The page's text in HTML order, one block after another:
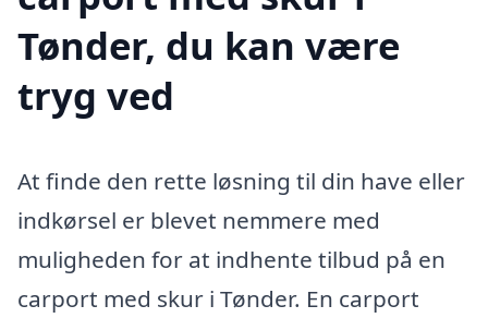
Tønder, du kan være
tryg ved
At finde den rette løsning til din have eller
indkørsel er blevet nemmere med
muligheden for at indhente tilbud på en
carport med skur i Tønder. En carport